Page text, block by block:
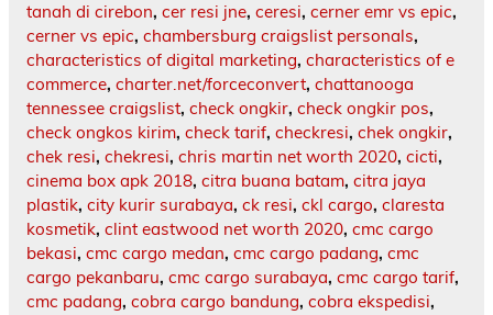
tanah di cirebon, cer resi jne, ceresi, cerner emr vs epic,
cerner vs epic, chambersburg craigslist personals,
characteristics of digital marketing, characteristics of e
commerce, charter.net/forceconvert, chattanooga
tennessee craigslist, check ongkir, check ongkir pos,
check ongkos kirim, check tarif, checkresi, chek ongkir,
chek resi, chekresi, chris martin net worth 2020, cicti,
cinema box apk 2018, citra buana batam, citra jaya
plastik, city kurir surabaya, ck resi, ckl cargo, claresta
kosmetik, clint eastwood net worth 2020, cmc cargo
bekasi, cmc cargo medan, cmc cargo padang, cmc
cargo pekanbaru, cmc cargo surabaya, cmc cargo tarif,
cmc padang, cobra cargo bandung, cobra ekspedisi,